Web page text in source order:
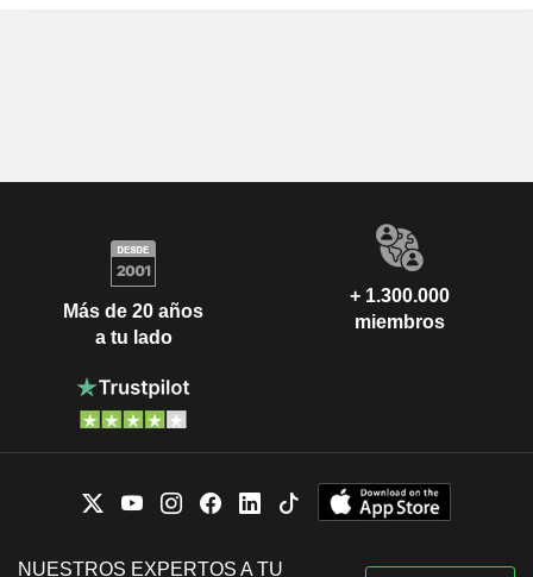
Más de 20 años
a tu lado
+ 1.300.000
miembros
NUESTROS EXPERTOS A TU